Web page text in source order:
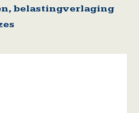
belastingverlaging